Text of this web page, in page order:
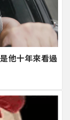
他十年來看過